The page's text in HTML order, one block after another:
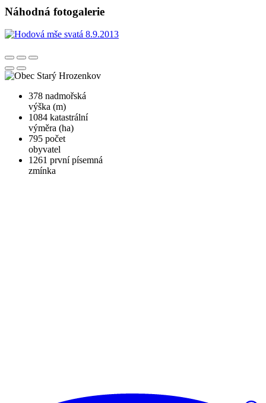
Náhodná fotogalerie
378 nadmořská
výška (m)
1084 katastrální
výměra (ha)
795 počet
obyvatel
1261 první písemná
zmínka